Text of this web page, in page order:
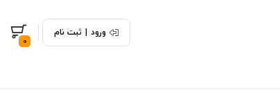
ورود | ثبت نام
0